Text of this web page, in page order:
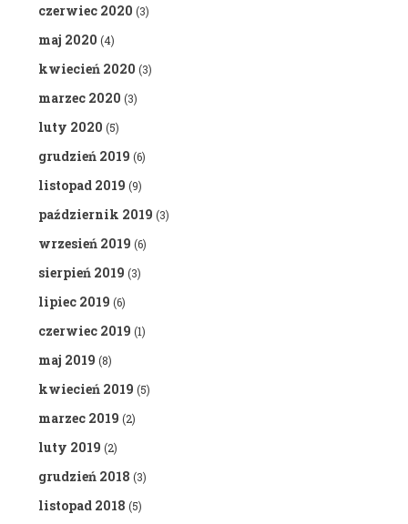
czerwiec 2020 (3)
maj 2020 (4)
kwiecień 2020 (3)
marzec 2020 (3)
luty 2020 (5)
grudzień 2019 (6)
listopad 2019 (9)
październik 2019 (3)
wrzesień 2019 (6)
sierpień 2019 (3)
lipiec 2019 (6)
czerwiec 2019 (1)
maj 2019 (8)
kwiecień 2019 (5)
marzec 2019 (2)
luty 2019 (2)
grudzień 2018 (3)
listopad 2018 (5)